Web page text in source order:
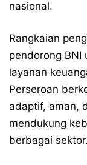
nasional.
Rangkaian
pendorong BNI
layanan
Perseroan
adaptif, aman,
mendukung
berbagai sektor.